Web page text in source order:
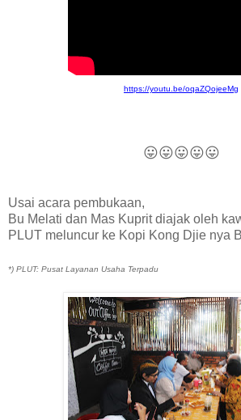
https://youtu.be/oqaZQojeeMg
😛😛😛😛😛
Usai acara pembukaan,
Bu Melati dan Mas Kuprit diajak oleh
PLUT meluncur ke Kopi Kong Djie nya
*) PLUT: Pusat Layanan Usaha Terpadu